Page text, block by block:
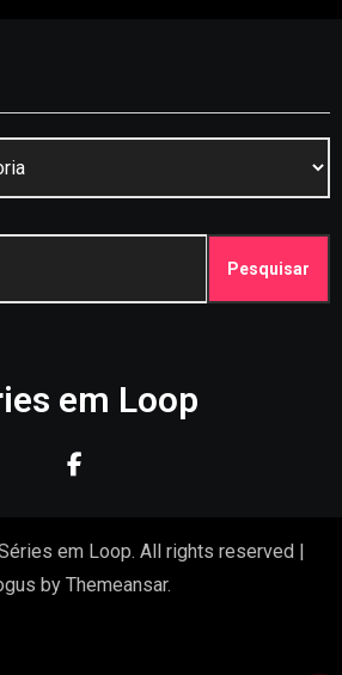
em Loop
em Loop. All rights reserved |
by Themeansar.